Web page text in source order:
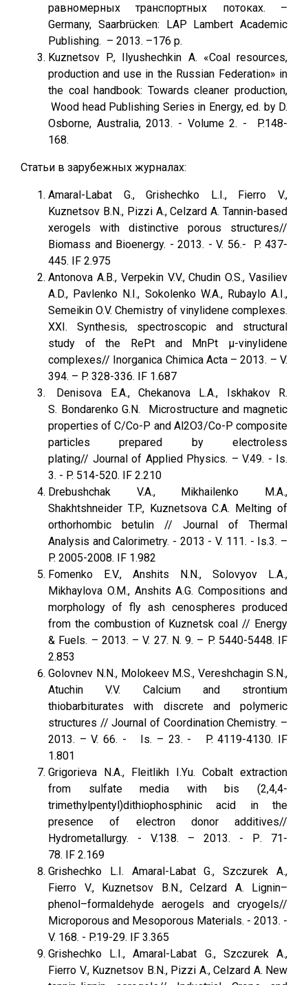
равномерных транспортных потоках. –
Germany, Saarbrücken: LAP Lambert Academic
Publishing. – 2013. –176 p.
Kuznetsov P., Ilyushechkin A. «Coal resources,
production and use in the Russian Federation» in
the coal handbook: Towards cleaner production,
Wood head Publishing Series in Energy, ed. by D.
Osborne, Australia, 2013. - Volume 2. - P.148-
168.
Статьи в зарубежных журналах:
Amaral-Labat G., Grishechko L.I., Fierro V.,
Kuznetsov B.N., Pizzi A., Celzard A. Tannin-based
xerogels with distinctive porous structures//
Biomass and Bioenergy. - 2013. - V. 56.- P. 437-
445. IF 2.975
Antonova А.B., Verpekin V.V., Chudin O.S., Vasiliev
A.D., Pavlenko N.I., Sokolenko W.A., Rubaylo A.I.,
Semeikin O.V. Chemistry of vinylidene complexes.
XXI. Synthesis, spectroscopic and structural
study of the RePt and MnPt μ-vinylidene
complexes// Inorganica Chimica Acta – 2013. – V.
394. – P. 328-336. IF 1.687
Denisova E.A., Chekanova L.A., Iskhakov R.
S. Bondarenko G.N. Microstructure and magnetic
properties of C/Co-P and Al2O3/Co-P composite
particles prepared by electroless
plating// Journal оf Applied Physics. – V.49. - Is.
3. - P. 514-520. IF 2.210
Drebushchak V.A., Mikhailenko M.A.,
Shakhtshneider T.P., Kuznetsova C.A. Melting of
orthorhombic betulin // Journal of Thermal
Analysis and Calorimetry. - 2013 - V. 111. - Is.3. –
P. 2005-2008. IF 1.982
Fomenko E.V., Anshits N.N., Solovyov L.A.,
Mikhaylova O.M., Anshits A.G. Compositions and
morphology of fly ash cenospheres produced
from the combustion of Kuznetsk coal // Energy
& Fuels. – 2013. – V. 27. N. 9. – P. 5440-5448. IF
2.853
Golovnev N.N., Molokeev M.S., Vereshchagin S.N.,
Atuchin V.V. Calcium and strontium
thiobarbiturates with discrete and polymeric
structures // Journal of Coordination Chemistry. –
2013. – V. 66. - Is. – 23. - P. 4119-4130. IF
1.801
Grigorieva N.A., Fleitlikh I.Yu. Cobalt extraction
from sulfate media with bis (2,4,4-
trimethylpentyl)dithiophosphinic acid in the
presence of electron donor additives//
Hydrometallurgy. - V.138. – 2013. - Р. 71-
78. IF 2.169
Grishechko L.I. Amaral-Labat G., Szczurek A.,
Fierro V., Kuznetsov B.N., Celzard A. Lignin–
phenol–formaldehyde aerogels and cryogels//
Microporous and Mesoporous Materials. - 2013. -
V. 168. - P.19-29. IF 3.365
Grishechko L.I., Amaral-Labat G., Szczurek A.,
Fierro V., Kuznetsov B.N., Pizzi A., Celzard A. New